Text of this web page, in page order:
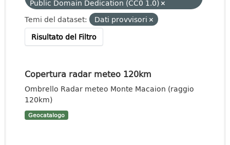
Public Domain Dedication (CC0 1.0)
Temi del dataset:
Dati provvisori
Risultato del Filtro
Copertura radar meteo 120km
Ombrello Radar meteo Monte Macaion (raggio
120km)
Geocatalogo